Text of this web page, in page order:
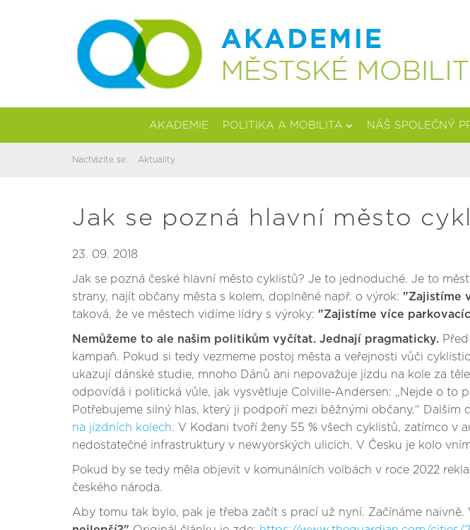
AKADEMIE POLITIKA A MOBILITA NÁŠ SPOLEČNÝ
Nacházíte se: Aktuality
Jak se pozná hlavní město
23. 09. 2018
Jak se pozná české hlavní město cyklistů? Je to jednoduché. Je to
strany, najít občany města s kolem, doplněné např. o výrok: "Zajistíme
taková, že ve městech vidíme lídry s výroky: "Zajistíme více
Nemůžeme to ale našim politikům vyčítat. Jednají pragmaticky.
kampaň. Pokud si tedy vezmeme postoj města a veřejnosti vůči
ukazují dánské studie, mnoho Dánů ani nepovažuje jízdu na kole za
odpovídá i politická vůle, jak vysvětluje Colville-Andersen: „Nejde o
Potřebujeme silný hlas, který ji podpoří mezi běžnými občany.“
na jízdních kolech. V Kodani tvoří ženy 55 % všech cyklistů, zatímco v
nedostatečné infrastruktury v newyorských ulicích. V Česku je kolo
Pokud by se tedy měla objevit v komunálních volbách v roce 2022
českého národa.
Aby tomu tak bylo, pak je třeba začít s prací už nyní. Začínáme naivně.